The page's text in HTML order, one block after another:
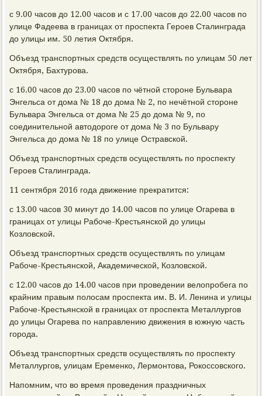
с 9.00 часов до 12.00 часов и с 17.00 часов до 22.00 часов по
улице Фадеева в границах от проспекта Героев Сталинграда
до улицы им. 50 летия Октября.
Объезд транспортных средств осуществлять по улицам 50 лет
Октября, Бахтурова.
с 16.00 часов до 23.00 часов по чётной стороне Бульвара
Энгельса от дома № 18 до дома № 2, по нечётной стороне
Бульвара Энгельса от дома № 25 до дома № 9, по
соединительной автодороге от дома № 3 по Бульвару
Энгельса до дома № 18 по улице Остравской.
Объезд транспортных средств осуществлять по проспекту
Героев Сталинграда.
11 сентября 2016 года движение прекратится:
с 13.00 часов 30 минут до 14.00 часов по улице Огарева в
границах от улицы Рабоче-Крестьянской до улицы
Козловской.
Объезд транспортных средств осуществлять по улицам
Рабоче-Крестьянской, Академической, Козловской.
с 12.00 часов до 14.00 часов при проведении велопробега по
крайним правым полосам проспекта им. В. И. Ленина и улицы
Рабоче-Крестьянской в границах от проспекта Металлургов
до улицы Огарева по направлению движения в южную часть
города.
Объезд транспортных средств осуществлять по проспекту
Металлургов, улицам Еременко, Лермонтова, Рокоссовского.
Напомним, что во время проведения праздничных